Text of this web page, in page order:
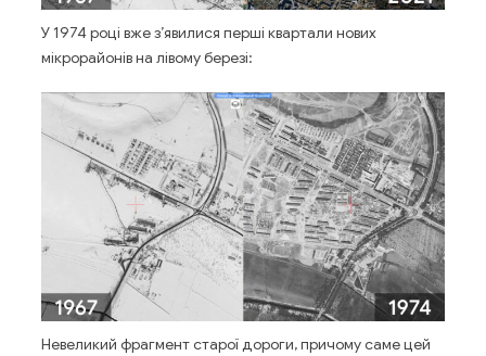
У 1974 році вже з’явилися перші квартали нових
мікрорайонів на лівому березі:
Невеликий фрагмент старої дороги, причому саме цей